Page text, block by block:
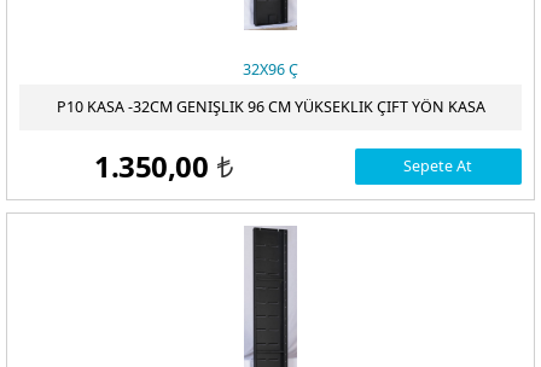
32X96 Ç
P10 KASA -32CM GENIŞLIK 96 CM YÜKSEKLIK ÇIFT YÖN KASA
1.350,00 t Sepete At